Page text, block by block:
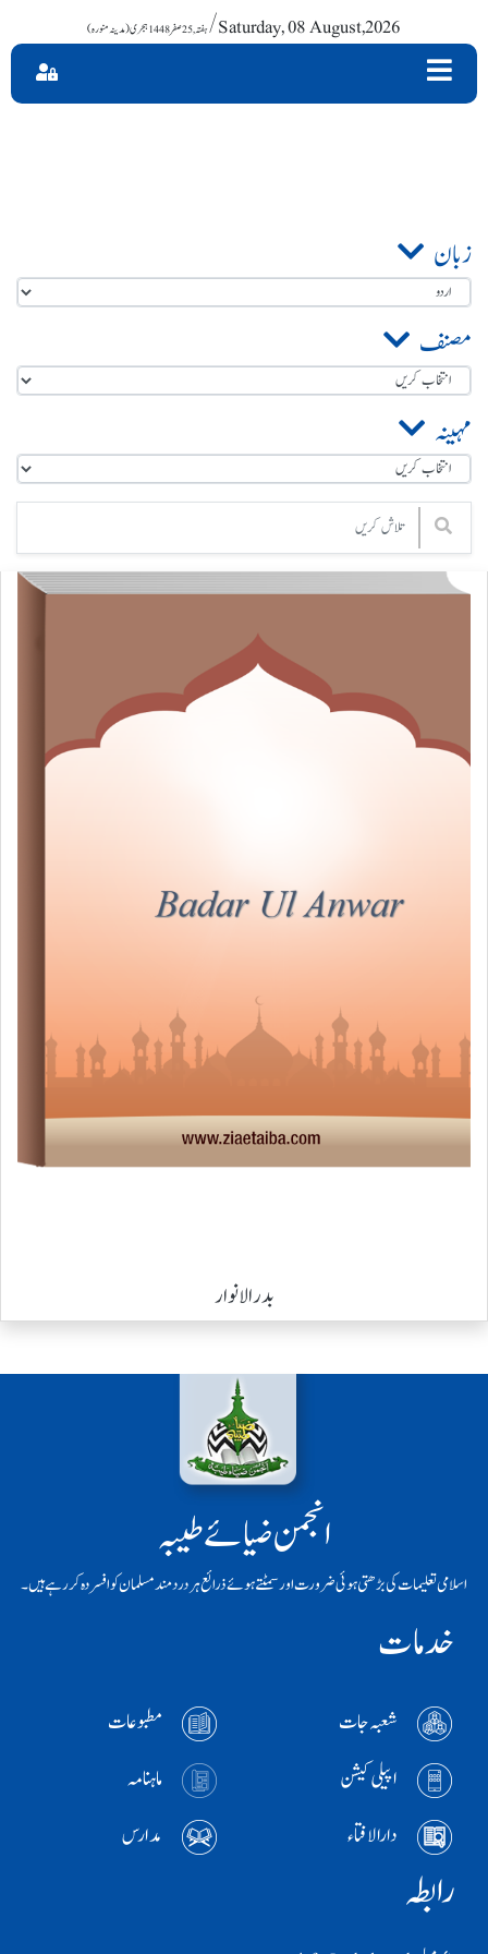
/ Saturday, 08 August,2026
زبان
مصنف
مہینہ
بدر الانوار
انجمن ضیائے طیبہ
اسلامی تعلیمات کی بڑھتی ہوئی ضرورت اور سمٹتے ہوئے ذرائع ہر دردمند مسلمان کو افسردہ کر رہے ہیں۔
خدمات
شعبہ جات
مطبوعات
اپیلی کیشن
ماہنامہ
دارالافتاء
مدارس
رابطہ